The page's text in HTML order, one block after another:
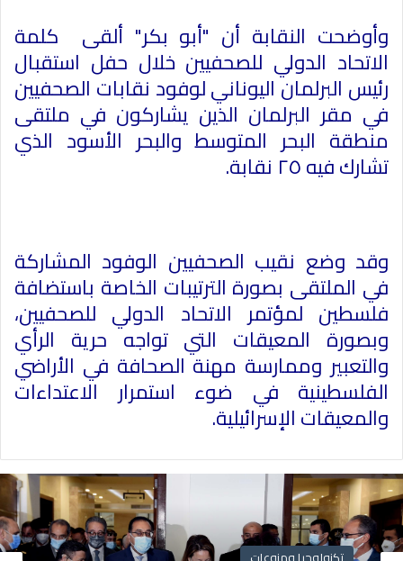
وأوضحت النقابة أن "أبو بكر" ألقى كلمة
الاتحاد الدولي للصحفيين خلال حفل استقبال
رئيس البرلمان اليوناني لوفود نقابات الصحفيين
في مقر البرلمان الذين يشاركون في ملتقى
منطقة البحر المتوسط والبحر الأسود الذي
تشارك فيه ٢٥ نقابة.
وقد وضع نقيب الصحفيين الوفود المشاركة
في الملتقى بصورة الترتيبات الخاصة باستضافة
فلسطين لمؤتمر الاتحاد الدولي للصحفيين،
وبصورة المعيقات التي تواجه حرية الرأي
والتعبير وممارسة مهنة الصحافة في الأراضي
الفلسطينية في ضوء استمرار الاعتداءات
والمعيقات الإسرائيلية.